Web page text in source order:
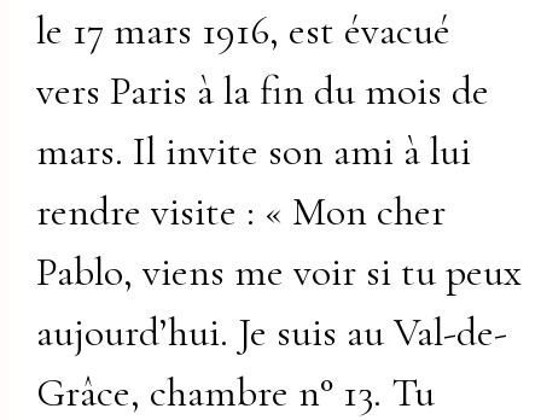
le 17 mars 1916, est évacué
vers Paris à la fin du mois de
mars. Il invite son ami à lui
rendre visite : « Mon cher
Pablo, viens me voir si tu peux
aujourd’hui. Je suis au Val-de-
Grâce, chambre n° 13. Tu